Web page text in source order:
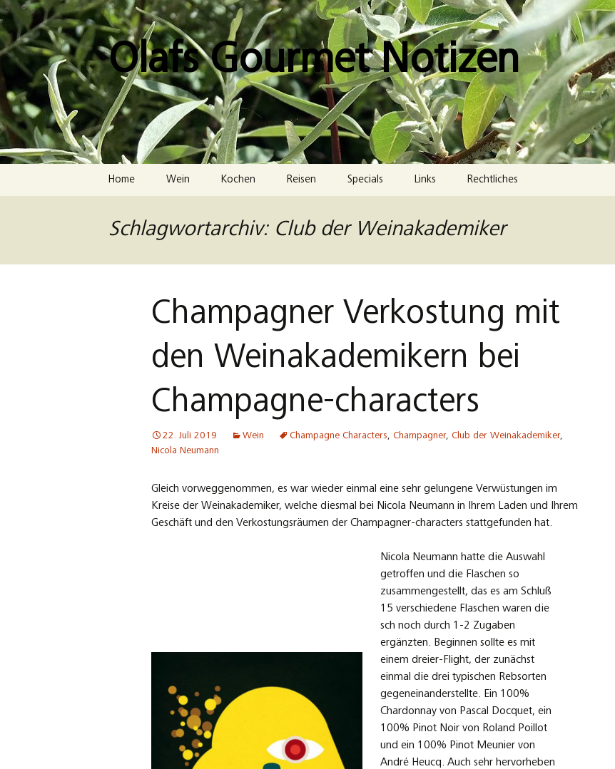
Zum
Inhalt
springen
Olafs Gourmet Notizen
Home Wein Kochen Reisen Specials Links Rechtliches
Schlagwortarchiv: Club der Weinakademiker
Champagner Verkostung mit
den Weinakademikern bei
Champagne-characters
22. Juli 2019 Wein Champagne Characters, Champagner, Club der Weinakademiker,
Nicola Neumann
Gleich vorweggenommen, es war wieder einmal eine sehr gelungene Verwüstungen im
Kreise der Weinakademiker, welche diesmal bei Nicola Neumann in Ihrem Laden und Ihrem
Geschäft und den Verkostungsräumen der Champagner-characters stattgefunden hat.
Nicola Neumann hatte die Auswahl
getroffen und die Flaschen so
zusammengestellt, das es am Schluß
15 verschiedene Flaschen waren die
sch noch durch 1-2 Zugaben
ergänzten. Beginnen sollte es mit
einem dreier-Flight, der zunächst
einmal die drei typischen Rebsorten
gegeneinanderstellte. Ein 100%
Chardonnay von Pascal Docquet, ein
100% Pinot Noir von Roland Poillot
und ein 100% Pinot Meunier von
André Heucq. Auch sehr hervorheben